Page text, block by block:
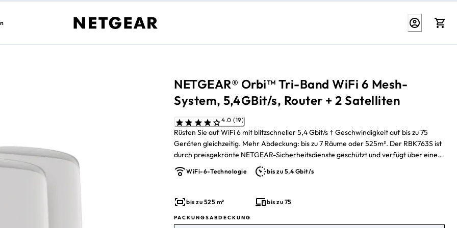
NETGEAR® Orbi™ Tri-Band WiFi 6 Mesh-
System, 5,4GBit/s, Router + 2 Satelliten
4.0 (19)
Rüsten Sie auf WiFi 6 mit blitzschneller 5,4 Gbit/s † Geschwindigkeit auf bis zu 75
Geräten gleichzeitig. Mehr Abdeckung: bis zu 7 Räume oder 525m². Der RBK763S ist
durch preisgekrönte NETGEAR-Sicherheitsdienste geschützt und verfügt über eine
dedizierte Verbindung für sofortige Router- Satellitenkommunikation und 7x1
Gigabit-Ports, um Ihren anspruchsvollsten technischen Produkten eine eigene
NETGEAR Armor inklusive.
WiFi-6-Technologie bis zu 5,4 Gbit/s
bis zu 525 m² bis zu 75
PACKUNGSABDECKUNG